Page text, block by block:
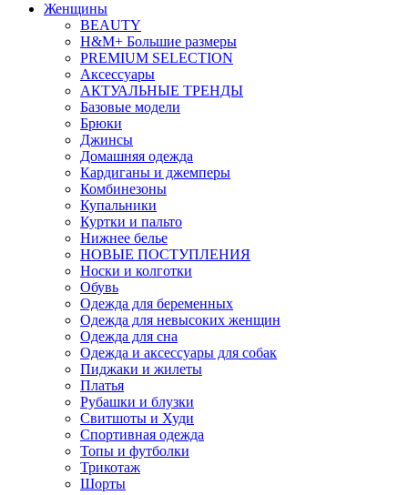
Женщины
BEAUTY
H&M+ Большие размеры
PREMIUM SELECTION
Аксессуары
АКТУАЛЬНЫЕ ТРЕНДЫ
Базовые модели
Брюки
Джинсы
Домашняя одежда
Кардиганы и джемперы
Комбинезоны
Купальники
Куртки и пальто
Нижнее белье
НОВЫЕ ПОСТУПЛЕНИЯ
Носки и колготки
Обувь
Одежда для беременных
Одежда для невысоких женщин
Одежда для сна
Одежда и аксессуары для собак
Пиджаки и жилеты
Платья
Рубашки и блузки
Свитшоты и Худи
Спортивная одежда
Топы и футболки
Трикотаж
Шорты